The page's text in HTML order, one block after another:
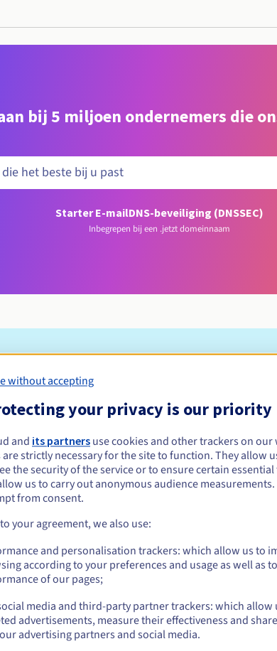
bij 5 miljoen ondernemers die
Starter E-mailDNS-beveiliging (DNSSEC)
Inbegrepen bij een .jetzt domeinnaam
Toelatingsvoorwaarden
rechtspersonen, zonder geografische beperking.
Beheerregels en meldingen
without accepting
your privacy is our priority
and its partners use cookies and other trackers on our
strictly necessary for the site to function. They allow
the security of the service or to ensure certain
us to carry out anonymous audience
from consent.
your agreement, we also use:
and personalisation trackers: which allow us to
according to your preferences and usage as well as
of our pages;
media and third-party partner trackers: which allow
advertisements, measure their effectiveness and
advertising partners and social media.